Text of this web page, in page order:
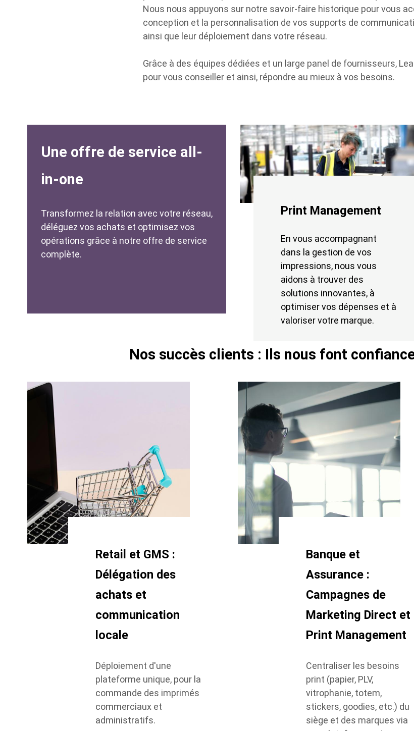
Nous nous appuyons sur notre savoir-faire historique pour vous
conception et la personnalisation de vos supports de
ainsi que leur déploiement dans votre réseau.
Grâce à des équipes dédiées et un large panel de fournisseurs,
pour vous conseiller et ainsi, répondre au mieux à vos besoins.
Une offre de service all-
in-one
Transformez la relation avec votre réseau,
déléguez vos achats et optimisez vos
opérations grâce à notre offre de service
complète.
Print Management
En vous accompagnant
dans la gestion de vos
impressions, nous vous
aidons à trouver des
solutions innovantes, à
optimiser vos dépenses et à
valoriser votre marque.
Nos succès clients : Ils nous font
Retail et GMS :
Délégation des
achats et
communication
locale
Déploiement d'une
plateforme unique, pour la
commande des imprimés
commerciaux et
administratifs.
Banque et
Assurance :
Campagnes de
Marketing Direct et
Print Management
Centraliser les besoins
print (papier, PLV,
vitrophanie, totem,
stickers, goodies, etc.) du
siège et des marques via